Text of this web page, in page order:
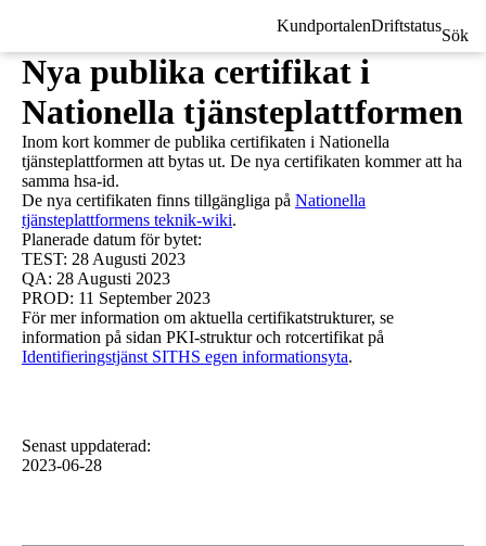
KundportalenDriftstatus
Sök
Nya publika certifikat i
Nationella tjänsteplattformen
Inom kort kommer de publika certifikaten i Nationella
tjänsteplattformen att bytas ut. De nya certifikaten kommer att ha
samma hsa-id.
De nya certifikaten finns tillgängliga på Nationella
tjänsteplattformens teknik-wiki.
Planerade datum för bytet:
TEST: 28 Augusti 2023
QA: 28 Augusti 2023
PROD: 11 September 2023
För mer information om aktuella certifikatstrukturer, se
information på sidan PKI-struktur och rotcertifikat på
Identifieringstjänst SITHS egen informationsyta.
Senast uppdaterad:
2023-06-28